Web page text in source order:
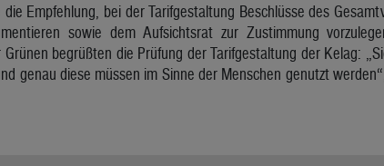
Empfehlung, bei der Tarifgestaltung Beschlüsse des
sowie dem Aufsichtsrat zur Zustimmung
begrüßten die Prüfung der Tarifgestaltung der Kelag:
genau diese müssen im Sinne der Menschen genutzt